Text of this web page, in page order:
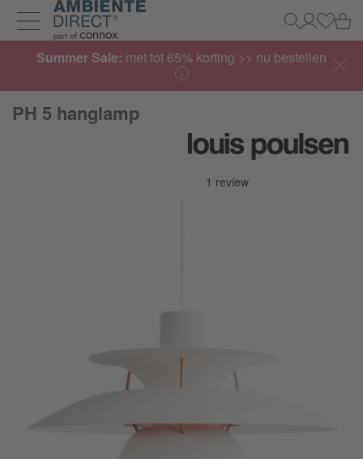
Home
Navigatie uit- en inklappen
Zoeken
Mijn
Summer Sale: met tot 65% korting >> nu bestellen
PH 5 hanglamp